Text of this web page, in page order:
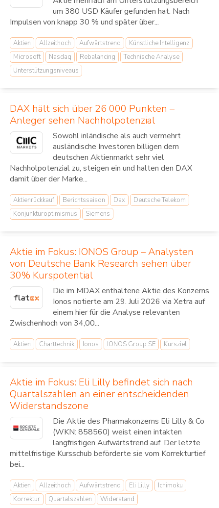
um 380 USD Käufer gefunden hat. Nach
Impulsen von knapp 30 % und später über...
Aktien Allzeithoch Aufwärtstrend
Künstliche Intelligenz
Microsoft
Nasdaq Rebalancing
Technische Analyse
Unterstützungsniveaus
DAX hält sich über 26 000 Punkten –
Anleger sehen Nachholpotenzial
Sowohl inländische als auch vermehrt
ausländische Investoren billigen dem
deutschen Aktienmarkt sehr viel
Nachholpotenzial zu, steigen ein und halten den DAX
damit über der Marke...
Aktienrückkauf Berichtssaison Dax
Deutsche Telekom
Konjunkturoptimismus
Siemens
Aktie im Fokus: IONOS Group – Analysten
von Deutsche Bank Research sehen über
30% Kurspotential
Die im MDAX enthaltene Aktie des Konzerns
Ionos notierte am 29. Juli 2026 via Xetra auf
einem hier für die Analyse relevanten
Zwischenhoch von 34,00...
Aktien Charttechnik Ionos IONOS Group SE Kursziel
Aktie im Fokus: Eli Lilly befindet sich nach
Quartalszahlen an einer entscheidenden
Widerstandszone
Die Aktie des Pharmakonzerns Eli Lilly & Co
(WKN: 858560) weist einen intakten
langfristigen Aufwärtstrend auf. Der letzte
mittelfristige Kursschub beförderte sie vom Korrekturtief
bei...
Aktien Allzeithoch Aufwärtstrend Eli Lilly
Ichimoku
Korrektur
Quartalszahlen Widerstand